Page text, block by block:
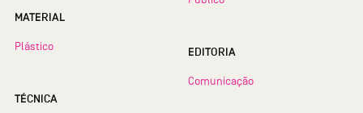
MATERIAL
Plástico
TÉCNICA
EDITORIA
Comunicação